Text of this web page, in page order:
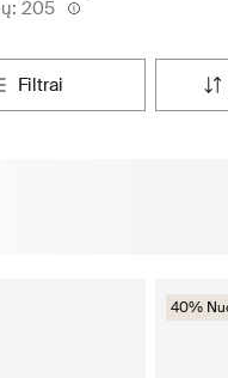
205
filtrai
40%